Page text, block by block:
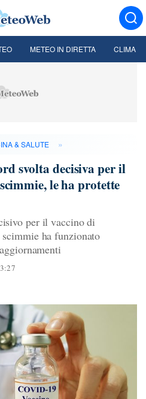
METEO IN DIRETTA CLIMA
& SALUTE »
svolta decisiva per il
le ha protette
per il vaccino di
ha funzionato